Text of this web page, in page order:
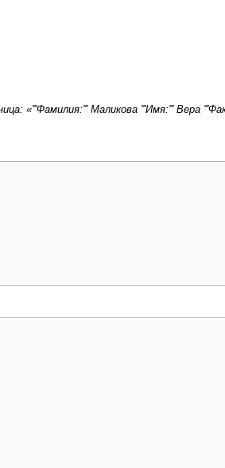
«'''Фамилия:''' Маликова '''Имя:''' Вера